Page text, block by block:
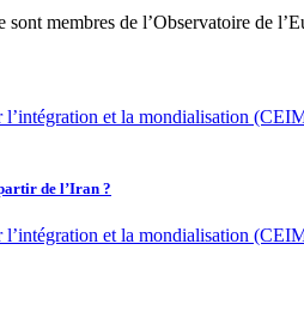
sont membres de l’Observatoire de
l’intégration et la mondialisation
de l’Iran ?
l’intégration et la mondialisation